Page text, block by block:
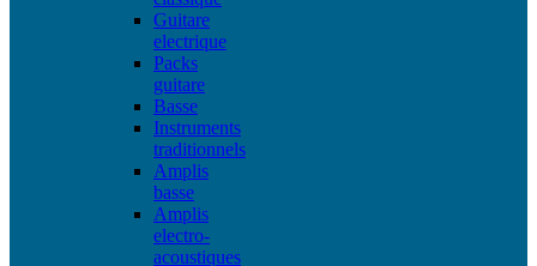
Guitare
electrique
Packs
guitare
Basse
Instruments
traditionnels
Amplis
basse
Amplis
electro-
acoustiques